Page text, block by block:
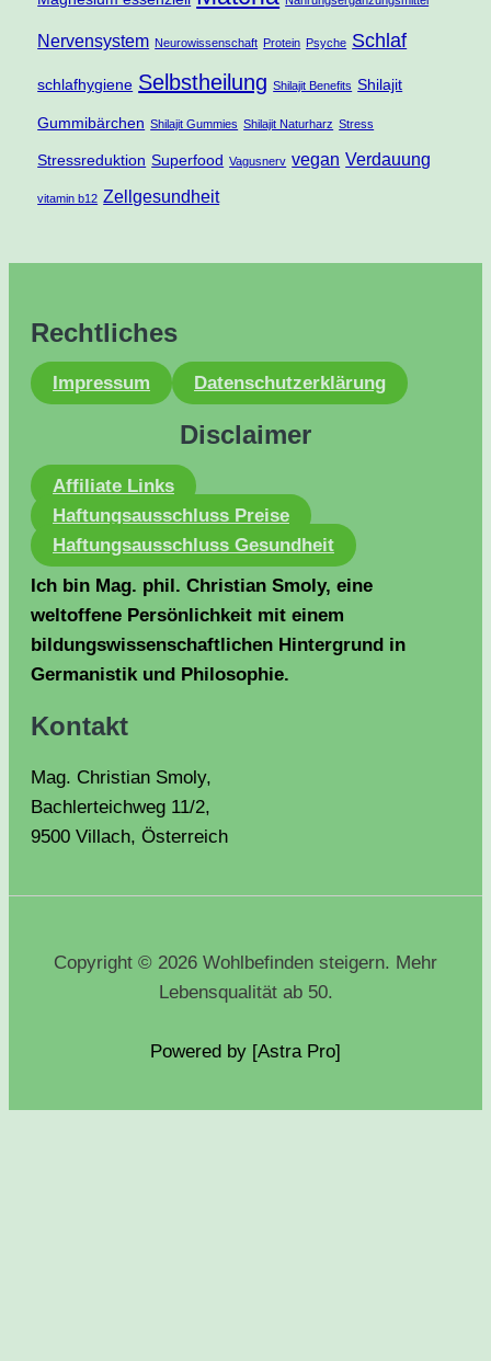
Nervensystem Neurowissenschaft Protein Psyche Schlaf
schlafhygiene Selbstheilung Shilajit Benefits Shilajit
Gummibärchen Shilajit Gummies Shilajit Naturharz Stress
Stressreduktion Superfood Vagusnerv vegan Verdauung
vitamin b12 Zellgesundheit
Rechtliches
Impressum Datenschutzerklärung
Disclaimer
Affiliate Links
Haftungsausschluss Preise
Haftungsausschluss Gesundheit
Ich bin Mag. phil. Christian Smoly, eine
weltoffene Persönlichkeit mit einem
bildungswissenschaftlichen Hintergrund in
Germanistik und Philosophie.
Kontakt
Mag. Christian Smoly,
Bachlerteichweg 11/2,
9500 Villach, Österreich
Copyright © 2026 Wohlbefinden steigern. Mehr
Lebensqualität ab 50.
Powered by [Astra Pro]